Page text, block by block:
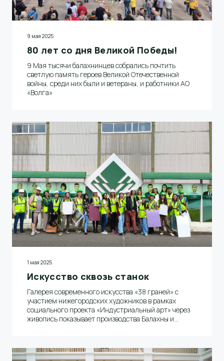
9 мая 2025
80 лет со дня Великой Победы!
9 Мая тысячи балахнинцев собрались почтить
светлую память героев Великой Отечественной
войны, среди них были и ветераны, и работники АО
«Волга»
1 мая 2025
Искусство сквозь станок
Галерея современного искусства «38 граней» с
участием нижегородских художников в рамках
социального проекта «Индустриальный арт» через
живопись показывает производства Балахны и